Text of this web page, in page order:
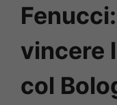
vincere
col